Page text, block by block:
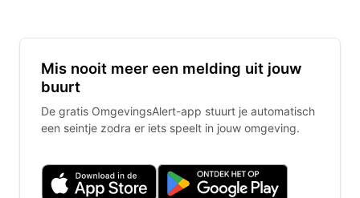
Mis nooit meer een melding uit jouw
buurt
De gratis OmgevingsAlert-app stuurt je automatisch
een seintje zodra er iets speelt in jouw omgeving.